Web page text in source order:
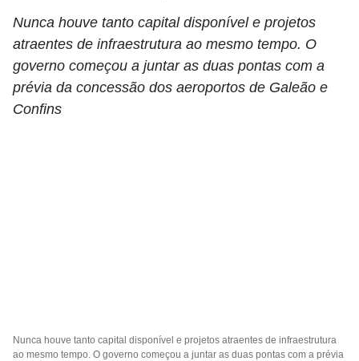
Nunca houve tanto capital disponível e projetos
atraentes de infraestrutura ao mesmo tempo. O
governo começou a juntar as duas pontas com a
prévia da concessão dos aeroportos de Galeão e
Confins
Nunca houve tanto capital disponível e projetos atraentes de infraestrutura
ao mesmo tempo. O governo começou a juntar as duas pontas com a prévia